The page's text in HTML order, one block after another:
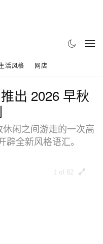
活风格 网店
出 2026 早秋
闲之间游走的一次高
全新风格语汇。
1 of 62